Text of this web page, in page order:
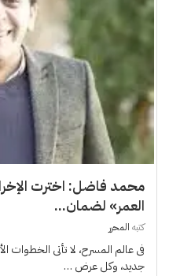
محمد فاضل: اخترت
العمر» لضمان...
كتبه المحرر
فى عالم المسرح، لا تأتى
جديد، وكل عرض …